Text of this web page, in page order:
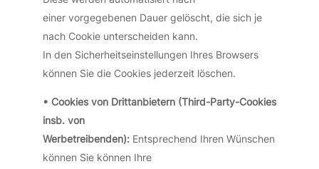
einer vorgegebenen Dauer gelöscht, die sich je
nach Cookie unterscheiden kann.
In den Sicherheitseinstellungen Ihres Browsers
können Sie die Cookies jederzeit löschen.
• Cookies von Drittanbietern (Third-Party-Cookies
insb. von
Werbetreibenden):Entsprechend Ihren Wünschen
können Sie können Ihre